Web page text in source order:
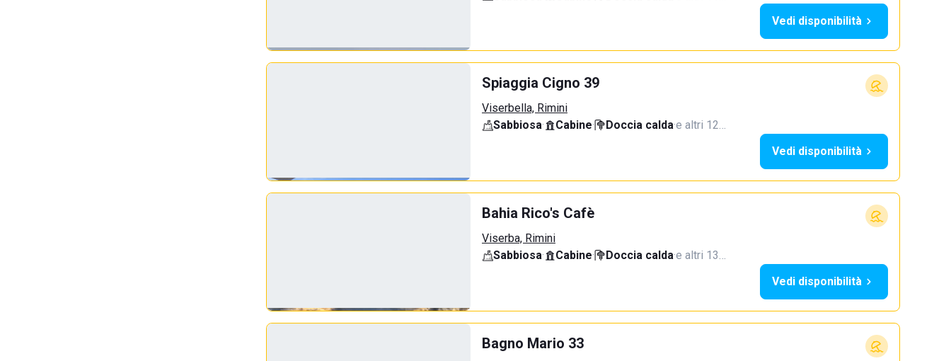
Vedi disponibilità
Spiaggia Cigno 39
Viserbella, Rimini
Sabbiosa· Cabine· Doccia calda·e altri 12…
Vedi disponibilità
Bahia Rico's Cafè
Viserba, Rimini
Sabbiosa· Cabine· Doccia calda·e altri 13…
Vedi disponibilità
Bagno Mario 33